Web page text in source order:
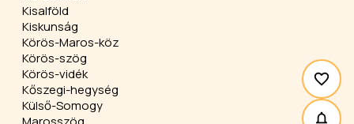
Kisalföld
Kiskunság
Körös-Maros-köz
Körös-szög
Körös-vidék
Kőszegi-hegység
Külső-Somogy